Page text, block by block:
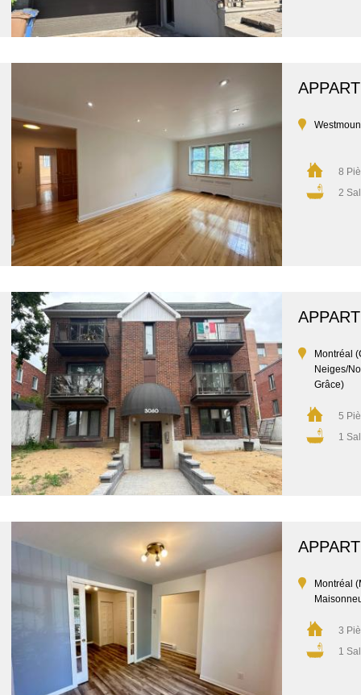
8
2
Montréal
Neiges/
Grâce)
5
1
Montréal
3
1